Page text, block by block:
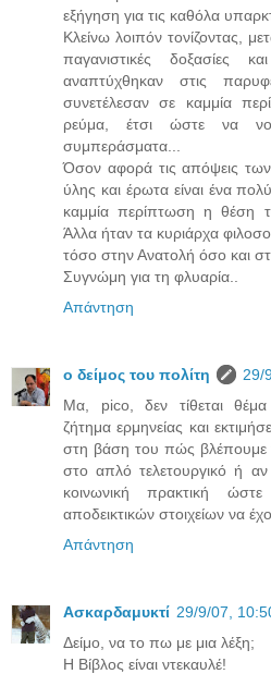
εξήγηση για τις καθόλα
Κλείνω λοιπόν τονίζοντας,
παγανιστικές δοξασίες
αναπτύχθηκαν στις
συνετέλεσαν σε καμμία
ρεύμα, έτσι ώστε να
συμπεράσματα...
Όσον αφορά τις απόψεις
ύλης και έρωτα είναι ένα
καμμία περίπτωση η θέση
Άλλα ήταν τα κυριάρχα
τόσο στην Ανατολή όσο και
Συγνώμη για τη φλυαρία..
Απάντηση
ο δείμος του πολίτη
29/
Μα, pico, δεν τίθεται θέμα
ζήτημα ερμηνείας και
στη βάση του πώς βλέπουμε
στο απλό τελετουργικό ή
κοινωνική πρακτική
αποδεικτικών στοιχείων να
Απάντηση
Ασκαρδαμυκτί 29/9/07,
Δείμο, να το πω με μια λέξη;
Η Βίβλος είναι ντεκαυλέ!